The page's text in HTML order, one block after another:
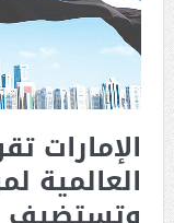
الإمارات
العالمية